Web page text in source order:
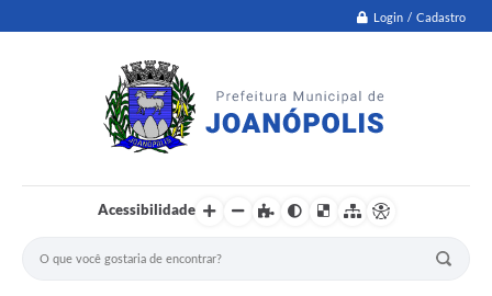
Login / Cadastro
Acessibilidade